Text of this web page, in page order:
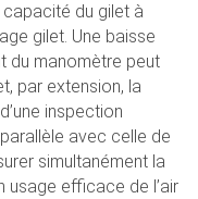
du gilet à
gilet. Une baisse
du manomètre peut
par extension, la
inspection
avec celle de
simultanément la
usage efficace de l’air